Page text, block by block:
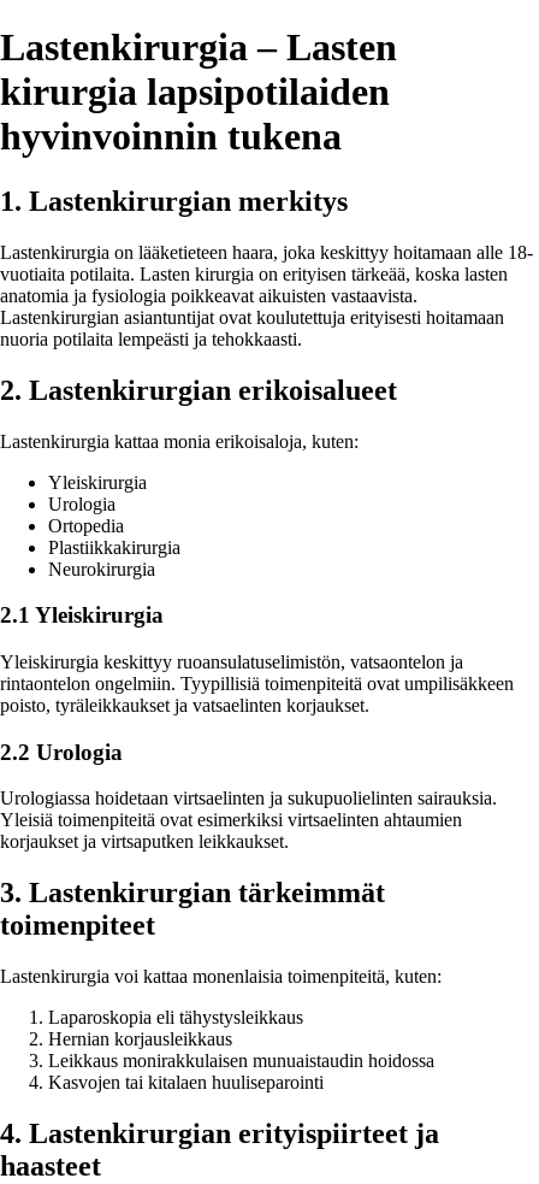
Lastenkirurgia – Lasten
kirurgia lapsipotilaiden
hyvinvoinnin tukena
1. Lastenkirurgian merkitys
Lastenkirurgia on lääketieteen haara, joka keskittyy hoitamaan alle 18-
vuotiaita potilaita. Lasten kirurgia on erityisen tärkeää, koska lasten
anatomia ja fysiologia poikkeavat aikuisten vastaavista.
Lastenkirurgian asiantuntijat ovat koulutettuja erityisesti hoitamaan
nuoria potilaita lempeästi ja tehokkaasti.
2. Lastenkirurgian erikoisalueet
Lastenkirurgia kattaa monia erikoisaloja, kuten:
Yleiskirurgia
Urologia
Ortopedia
Plastiikkakirurgia
Neurokirurgia
2.1 Yleiskirurgia
Yleiskirurgia keskittyy ruoansulatuselimistön, vatsaontelon ja
rintaontelon ongelmiin. Tyypillisiä toimenpiteitä ovat umpilisäkkeen
poisto, tyräleikkaukset ja vatsaelinten korjaukset.
2.2 Urologia
Urologiassa hoidetaan virtsaelinten ja sukupuolielinten sairauksia.
Yleisiä toimenpiteitä ovat esimerkiksi virtsaelinten ahtaumien
korjaukset ja virtsaputken leikkaukset.
3. Lastenkirurgian tärkeimmät
toimenpiteet
Lastenkirurgia voi kattaa monenlaisia toimenpiteitä, kuten:
Laparoskopia eli tähystysleikkaus
Hernian korjausleikkaus
Leikkaus monirakkulaisen munuaistaudin hoidossa
Kasvojen tai kitalaen huuliseparointi
4. Lastenkirurgian erityispiirteet ja
haasteet